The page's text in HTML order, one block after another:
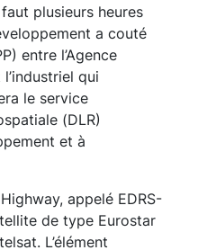
plusieurs heures
a couté
entre l’Agence
l’industriel qui
le service
(DLR)
et à
appelé EDRS-
de type Eurostar
L’élément